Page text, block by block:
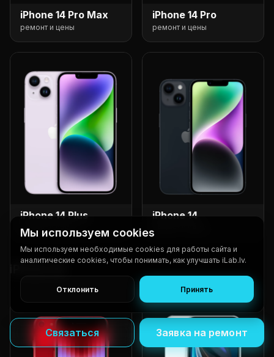
Связаться Заявка на ремонт
iPhone 14 Pro Max
ремонт и цены
iPhone 14 Pro
ремонт и цены
iPhone 14 Plus
ремонт и цены
iPhone 14
Мы используем cookies
Мы используем необходимые cookies для работы сайта и
аналитические cookies, чтобы понимать, как улучшать iLab.lv.
Отклонить Принять